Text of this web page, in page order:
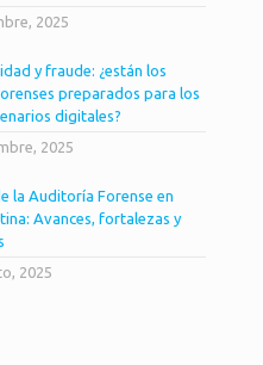
2025
y fraude: ¿están los
preparados para los
digitales?
2025
la Auditoría Forense en
Avances, fortalezas y
2025